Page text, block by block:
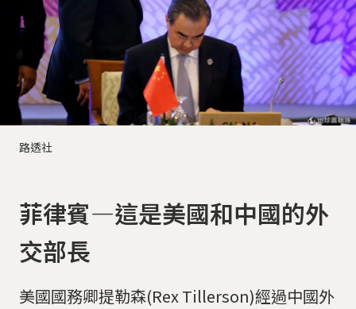
路透社
菲律賓—這是美國和中國的外
交部長
美國國務卿提勒森(Rex Tillerson)經過中國外